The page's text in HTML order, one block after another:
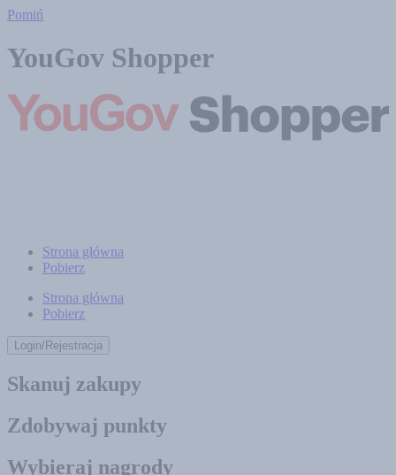
Pomiń
YouGov Shopper
Strona główna
Pobierz
Strona główna
Pobierz
Login/Rejestracja
Skanuj zakupy
Zdobywaj punkty
Wybieraj nagrody